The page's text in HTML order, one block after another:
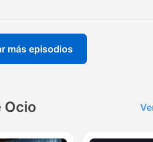
más episodios
Ocio